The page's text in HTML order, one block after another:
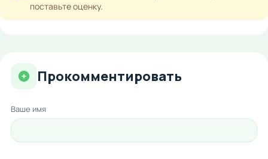
поставьте оценку.
Прокомментировать
Ваше имя